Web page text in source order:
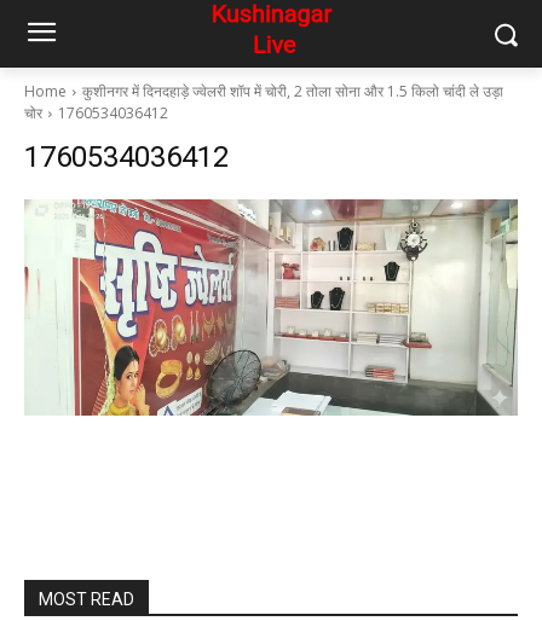
Home
कुशीनगर में दिनदहाड़े ज्वेलरी शॉप में चोरी, 2 तोला सोना और 1.5 किलो चांदी ले उड़ा
चोर
1760534036412
1760534036412
MOST READ